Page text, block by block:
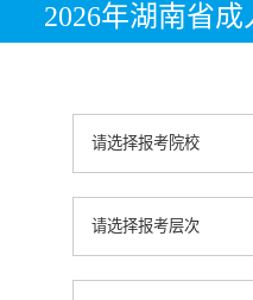
2026年湖南省